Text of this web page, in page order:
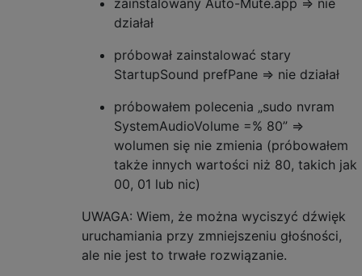
działał
próbował zainstalować stary
StartupSound prefPane => nie działał
próbowałem polecenia „sudo nvram
SystemAudioVolume =% 80” =>
wolumen się nie zmienia (próbowałem
także innych wartości niż 80, takich jak
00, 01 lub nic)
UWAGA: Wiem, że można wyciszyć dźwięk
uruchamiania przy zmniejszeniu głośności,
ale nie jest to trwałe rozwiązanie.